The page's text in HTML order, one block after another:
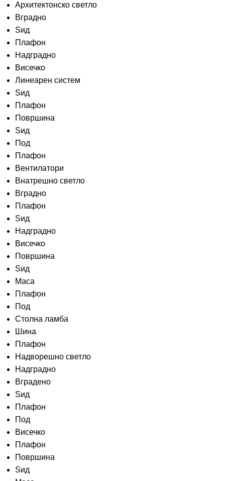
Архитектонско светло
Вградно
Ѕид
Плафон
Надградно
Висечко
Линеарен систем
Ѕид
Плафон
Површина
Ѕид
Под
Плафон
Вентилатори
Внатрешно светло
Вградно
Плафон
Ѕид
Надградно
Висечко
Површина
Sид
Маса
Плафон
Под
Столна ламба
Шина
Плафон
Надворешно светло
Надградно
Вградено
Ѕид
Плафон
Под
Висечко
Плафон
Површина
Ѕид